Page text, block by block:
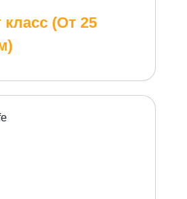
(От 25